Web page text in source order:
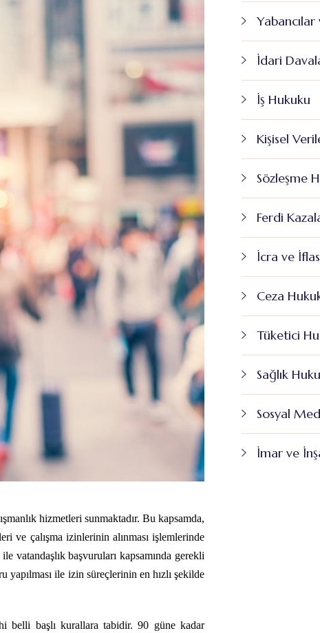
hizmetleri sunmaktadır. Bu kapsamda,
ve çalışma izinlerinin alınması işlemlerinde
vatandaşlık başvuruları kapsamında gerekli
yapılması ile izin süreçlerinin en hızlı şekilde
belli başlı kurallara tabidir. 90 güne kadar
İdari
İş Hukuku
Kişisel
Sözleşme
Ferdi
İcra ve
Ceza
Tüketici
Sağlık
Sosyal
İmar ve